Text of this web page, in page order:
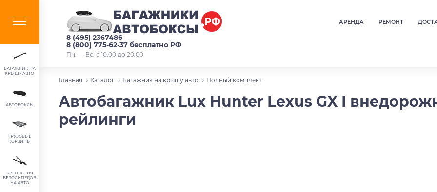
АРЕНДА РЕМОНТ
8 (495) 2367486
8 (800) 775-62-37 бесплатно РФ
Пн. — Вс. с 10.00 до 20.00
БАГАЖНИК НА
КРЫШУ АВТО
АВТОБОКСЫ
ГРУЗОВЫЕ
КОРЗИНЫ
КРЕПЛЕНИЯ
ВЕЛОСИПЕДОВ
НА АВТО
Главная Каталог Багажник на крышу авто Полный комплект
Автобагажник Lux Hunter Lexus GX I
рейлинги